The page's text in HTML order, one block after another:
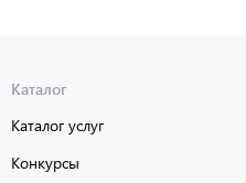
Каталог
Каталог услуг
Конкурсы